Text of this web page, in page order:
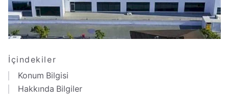
İçindekiler
Konum Bilgisi
Hakkında Bilgiler